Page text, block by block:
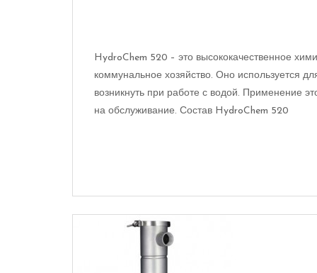
HydroChem 520 – это высококачественное
коммунальное хозяйство. Оно используется
возникнуть при работе с водой. Применение
на обслуживание. Состав HydroChem 520